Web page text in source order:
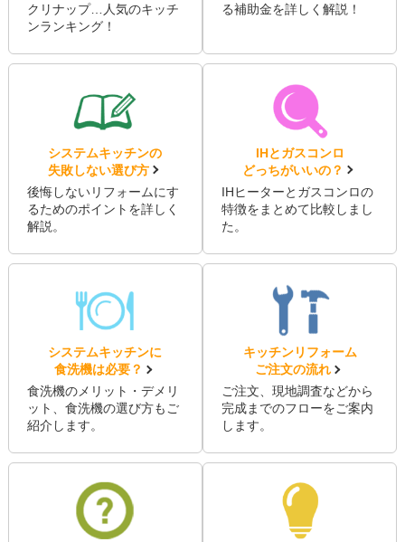
クリナップ…人気のキッチ
ンランキング！
る補助金を詳しく解説！
システムキッチンの
失敗しない選び方
後悔しないリフォームにす
るためのポイントを詳しく
解説。
IHとガスコンロ
どっちがいいの？
IHヒーターとガスコンロの
特徴をまとめて比較しまし
た。
システムキッチンに
食洗機は必要？
食洗機のメリット・デメリ
ット、食洗機の選び方もご
紹介します。
キッチンリフォーム
ご注文の流れ
ご注文、現地調査などから
完成までのフローをご案内
します。